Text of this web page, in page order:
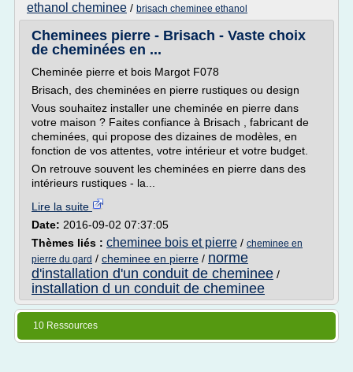
ethanol cheminee / brisach cheminee ethanol
Cheminees pierre - Brisach - Vaste choix
de cheminées en ...
Cheminée pierre et bois Margot F078
Brisach, des cheminées en pierre rustiques ou design
Vous souhaitez installer une cheminée en pierre dans
votre maison ? Faites confiance à Brisach , fabricant de
cheminées, qui propose des dizaines de modèles, en
fonction de vos attentes, votre intérieur et votre budget.
On retrouve souvent les cheminées en pierre dans des
intérieurs rustiques - la...
Lire la suite
Date: 2016-09-02 07:37:05
Thèmes liés : cheminee bois et pierre / cheminee en
pierre du gard / cheminee en pierre / norme
d'installation d'un conduit de cheminee /
installation d un conduit de cheminee
10 Ressources